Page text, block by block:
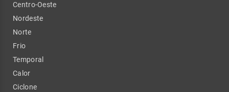
Centro-Oeste
Nordeste
Norte
Frio
Temporal
Calor
Ciclone